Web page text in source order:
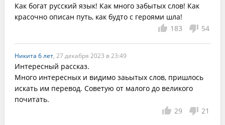
Как богат русский язык! Как много забытых слов! Как
красочно описан путь, как будто с героями шла!
183
54
Никита 6 лет, 27 декабря 2023 в 23:49
Интересный рассказ.
Много интересных и видимо заьытых слов, пришлось
искать им перевод. Советую от малого до великого
почитать.
29
21